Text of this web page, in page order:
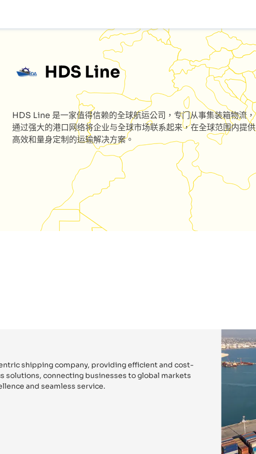
HDS Line
HDS Line 是一家值得信赖的全球航运公司，专门从事集装箱物流，
通过强大的港口网络将企业与全球市场联系起来，在全球范围内提供
高效和量身定制的运输解决方案。
shipping company, providing efficient and cost-
solutions, connecting businesses to global markets
and seamless service.